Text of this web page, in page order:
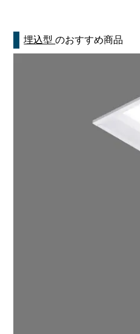
埋込型のおすすめ商品